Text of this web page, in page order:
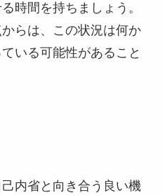
時間を持ちましょう。
らは、この状況は何か
いる可能性があること
内省と向き合う良い機